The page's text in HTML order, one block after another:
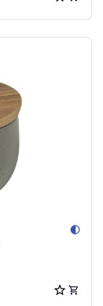
contrast